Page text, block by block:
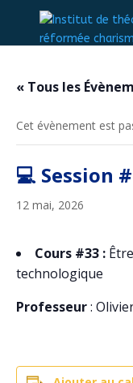
« Tous les
Cet évènement est
💻 Session
12 mai, 2026
Cours #33 :
technologique
Professeur: